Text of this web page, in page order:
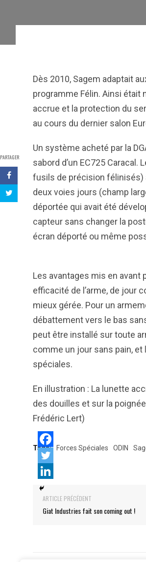
PARTAGER
Dès 2010, Sagem adaptait
programme Félin. Ainsi était
accrue et la protection du
au cours du dernier salon
Un système acheté par la
sabord d’un EC725
fusils de précision félinisés)
deux voies jours (champ
déportée qui avait été
capteur sans changer la
écran déporté ou même
Les avantages mis en avant
efficacité de l’arme, de jour
mieux gérée. Pour un
débattement vers le bas
peut être installé sur toute
comme un jour sans pain,
spéciales.
En illustration : La lunette
des douilles et sur la
Frédéric Lert)
Tags: Forces Spéciales ODIN
ARTICLE PRÉCÉDENT
Giat Industries fait son coming out !